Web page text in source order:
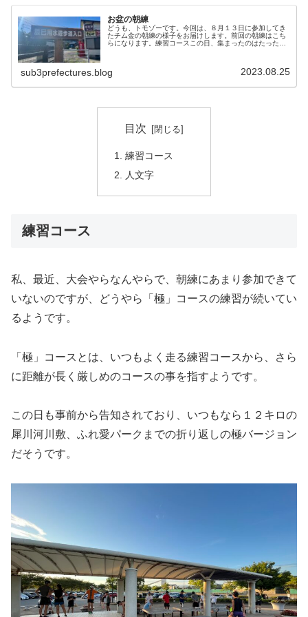
お盆の朝練
どうも、トモゾーです。今回は、８月１３日に参加してき
たチム金の朝練の様子をお届けします。前回の朝練はこち
らになります。練習コースこの日、集まったのはたったの
sub3prefectures.blog 2023.08.25
目次
練習コース
人文字
練習コース
私、最近、大会やらなんやらで、朝練にあまり参加できて
いないのですが、どうやら「極」コースの練習が続いてい
るようです。
「極」コースとは、いつもよく走る練習コースから、さら
に距離が長く厳しめのコースの事を指すようです。
この日も事前から告知されており、いつもなら１２キロの
犀川河川敷、ふれ愛パークまでの折り返しの極バージョン
だそうです。